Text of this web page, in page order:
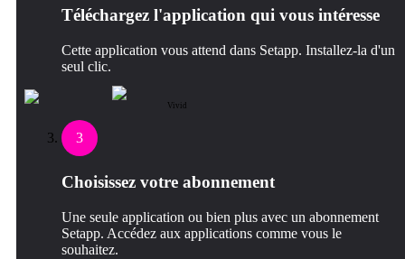
Téléchargez l'application qui vous intéresse
Cette application vous attend dans Setapp. Installez-la d'un
seul clic.
Vivid
3
Choisissez votre abonnement
Une seule application ou bien plus avec un abonnement
Setapp. Accédez aux applications comme vous le
souhaitez.